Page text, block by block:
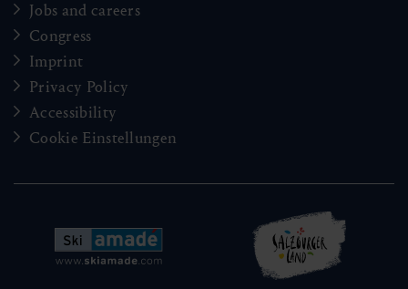
Jobs and careers
Congress
Imprint
Privacy Policy
Accessibility
Cookie Einstellungen